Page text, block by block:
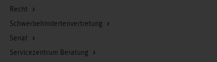
Recht
Schwerbehindertenvertretung
Senat
Servicezentrum Beratung